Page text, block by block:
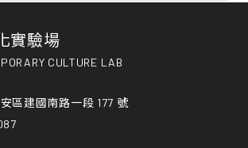
實驗場
CULTURE LAB
區建國南路一段 177 號